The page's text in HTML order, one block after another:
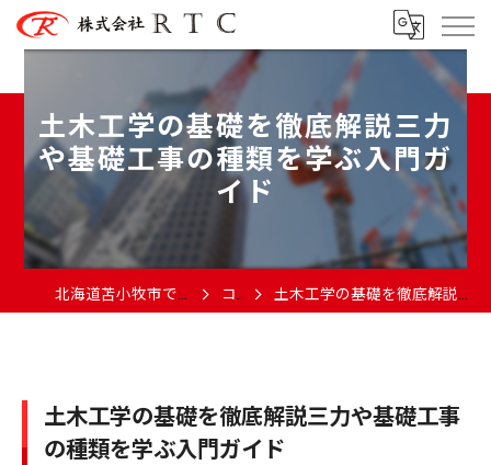
土木工学の基礎を徹底解説三力
や基礎工事の種類を学ぶ入門ガ
イド
北海道苫小牧市で土木の求人なら株式会社RTC コラム 土木工学の基礎を徹底解説三力や基礎工事の種類を学ぶ入門ガイド
土木工学の基礎を徹底解説三力や基礎工事
の種類を学ぶ入門ガイド